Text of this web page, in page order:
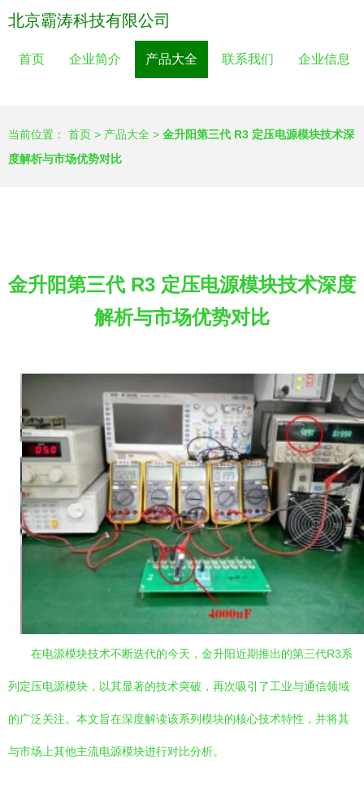
北京霸涛科技有限公司
首页 企业简介 产品大全 联系我们 企业信息
当前位置： 首页 > 产品大全 > 金升阳第三代 R3 定压电源模块技术深
度解析与市场优势对比
金升阳第三代 R3 定压电源模块技术深度
解析与市场优势对比
在电源模块技术不断迭代的今天，金升阳近期推出的第三代R3系
列定压电源模块，以其显著的技术突破，再次吸引了工业与通信领域
的广泛关注。本文旨在深度解读该系列模块的核心技术特性，并将其
与市场上其他主流电源模块进行对比分析。